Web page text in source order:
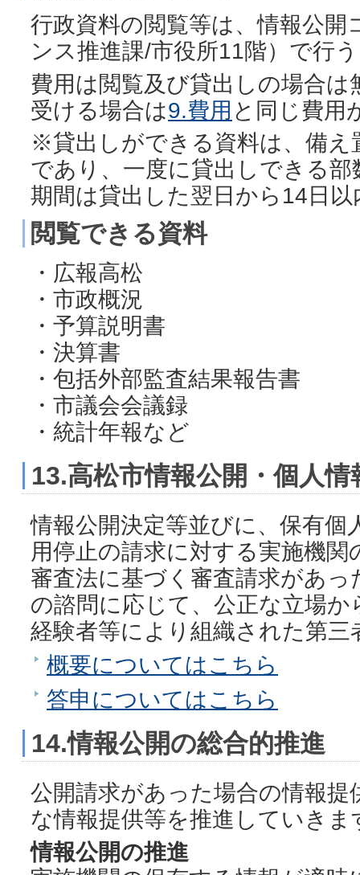
行政資料の閲覧等は、情報公
ンス推進課/市役所11階）で行
費用は閲覧及び貸出しの場合
受ける場合は9.費用 と同じ費用
※貸出しができる資料は、備え
であり、一度に貸出しできる
期間は貸出した翌日から14日以
閲覧できる資料
・広報高松
・市政概況
・予算説明書
・決算書
・包括外部監査結果報告書
・市議会会議録
・統計年報など
13.高松市情報公開・個人情
情報公開決定等並びに、保有個
用停止の請求に対する実施機
審査法に基づく審査請求があ
の諮問に応じて、公正な立場
経験者等により組織された第三
概要についてはこちら
答申についてはこちら
14.情報公開の総合的推進
公開請求があった場合の情報
な情報提供等を推進していきま
情報公開の推進